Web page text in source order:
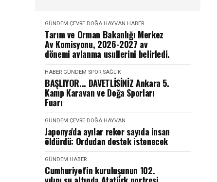
GÜNDEM ÇEVRE DOĞA HAYVAN HABER
Tarım ve Orman Bakanlığı Merkez
Av Komisyonu, 2026-2027 av
dönemi avlanma usullerini belirledi.
HABER GÜNDEM SPOR SAĞLIK
BAŞLIYOR... DAVETLİSİNİZ Ankara 5.
Kamp Karavan ve Doğa Sporları
Fuarı
GÜNDEM ÇEVRE DOĞA HAYVAN
Japonya'da ayılar rekor sayıda insan
öldürdü: Ordudan destek istenecek
GÜNDEM HABER
Cumhuriyet'in kuruluşunun 102.